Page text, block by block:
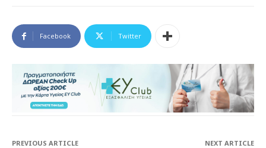
Facebook Twitter
PREVIOUS ARTICLE NEXT ARTICLE